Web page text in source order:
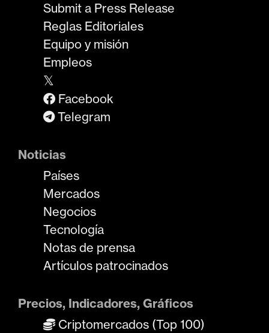
Submit a Press Release
Reglas Editoriales
Equipo y misión
Empleos
𝕏
Facebook
Telegram
Noticias
Países
Mercados
Negocios
Tecnología
Notas de prensa
Artículos patrocinados
Precios, Indicadores, Gráficos
Criptomercados (Top 100)